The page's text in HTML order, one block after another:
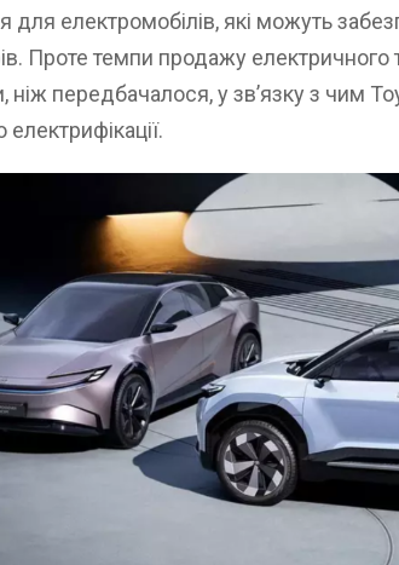
для електромобілів, які можуть
Проте темпи продажу
ніж передбачалося, у зв’язку з чим
електрифікації.